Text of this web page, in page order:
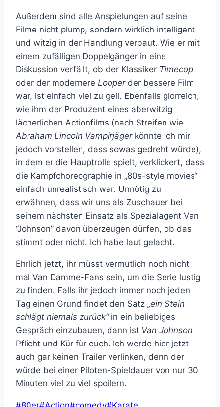
Außerdem sind alle Anspielungen auf seine
Filme nicht plump, sondern wirklich intelligent
und witzig in der Handlung verbaut. Wie er mit
einem zufälligen Doppelgänger in eine
Diskussion verfällt, ob der Klassiker Timecop
oder der modernere Looperder bessere Film
war, ist einfach viel zu geil. Ebenfalls glorreich,
wie ihm der Produzent eines aberwitzig
lächerlichen Actionfilms (nach Streifen wie
Abraham Lincoln Vampirjägerkönnte ich mir
jedoch vorstellen, dass sowas gedreht würde),
in dem er die Hauptrolle spielt, verklickert, dass
die Kampfchoreographie in „80s-style movies“
einfach unrealistisch war. Unnötig zu
erwähnen, dass wir uns als Zuschauer bei
seinem nächsten Einsatz als Spezialagent Van
“Johnson” davon überzeugen dürfen, ob das
stimmt oder nicht. Ich habe laut gelacht.
Ehrlich jetzt, ihr müsst vermutlich noch nicht
mal Van Damme-Fans sein, um die Serie lustig
zu finden. Falls ihr jedoch immer noch jeden
Tag einen Grund findet den Satz „ein Stein
schlägt niemals zurück“in ein beliebiges
Gespräch einzubauen, dann ist Van Johnson
Pflicht und Kür für euch. Ich werde hier jetzt
auch gar keinen Trailer verlinken, denn der
würde bei einer Piloten-Spieldauer von nur 30
Minuten viel zu viel spoilern.
Schlagworte: